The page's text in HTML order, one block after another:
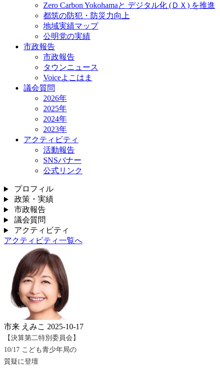
Zero Carbon Yokohamaと デジタル化 (ＤＸ) を推進
都筑の防犯・防災力向上
地域実績マップ
公明党の実績
市政報告
市政報告
タウンニュース
Voiceよこはま
議会質問
2026年
2025年
2024年
2023年
アクティビティ
活動報告
SNSバナー
公式リンク
プロフィル
政策・実績
市政報告
議会質問
アクティビティ
アクティビティ一覧へ
市来 えみこ 2025-10-17
【決算第二特別委員会】
10/17 こども青少年局の
質疑に登壇